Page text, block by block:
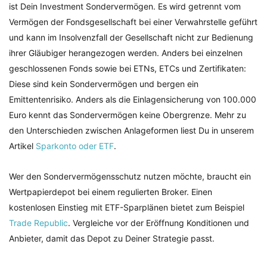
ist Dein Investment Sondervermögen. Es wird getrennt vom
Vermögen der Fondsgesellschaft bei einer Verwahrstelle geführt
und kann im Insolvenzfall der Gesellschaft nicht zur Bedienung
ihrer Gläubiger herangezogen werden. Anders bei einzelnen
geschlossenen Fonds sowie bei ETNs, ETCs und Zertifikaten:
Diese sind kein Sondervermögen und bergen ein
Emittentenrisiko. Anders als die Einlagensicherung von 100.000
Euro kennt das Sondervermögen keine Obergrenze. Mehr zu
den Unterschieden zwischen Anlageformen liest Du in unserem
Artikel Sparkonto oder ETF.
Wer den Sondervermögensschutz nutzen möchte, braucht ein
Wertpapierdepot bei einem regulierten Broker. Einen
kostenlosen Einstieg mit ETF-Sparplänen bietet zum Beispiel
Trade Republic. Vergleiche vor der Eröffnung Konditionen und
Anbieter, damit das Depot zu Deiner Strategie passt.